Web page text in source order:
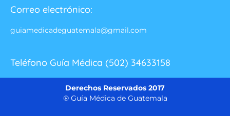
Correo electrónico:
guiamedicadeguatemala@gmail.com
Teléfono Guía Médica (502) 34633158
Derechos Reservados 2017
® Guía Médica de Guatemala